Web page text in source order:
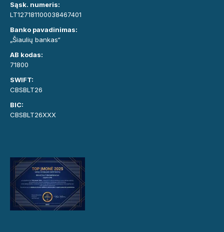
Sąsk. numeris:
LT127181100038467401
Banko pavadinimas:
„Šiaulių bankas“
AB kodas:
71800
SWIFT:
CBSBLT26
BIC:
CBSBLT26XXX